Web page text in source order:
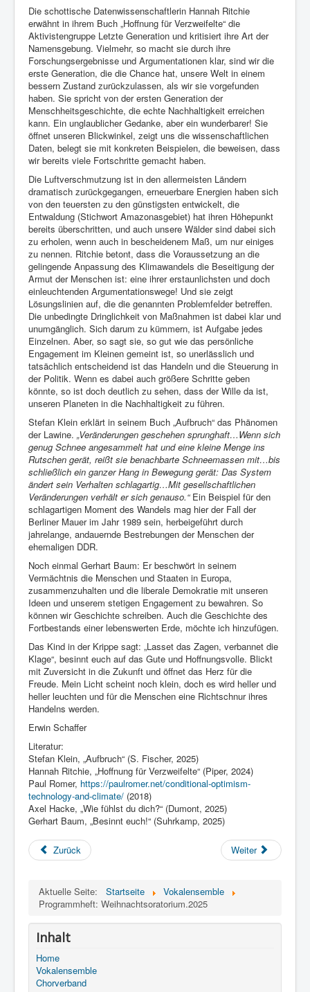
Die schottische Datenwissenschaftlerin Hannah Ritchie
erwähnt in ihrem Buch „Hoffnung für Verzweifelte“ die
Aktivistengruppe Letzte Generation und kritisiert ihre Art der
Namensgebung. Vielmehr, so macht sie durch ihre
Forschungsergebnisse und Argumentationen klar, sind wir die
erste Generation, die die Chance hat, unsere Welt in einem
bessern Zustand zurückzulassen, als wir sie vorgefunden
haben. Sie spricht von der ersten Generation der
Menschheitsgeschichte, die echte Nachhaltigkeit erreichen
kann. Ein unglaublicher Gedanke, aber ein wunderbarer! Sie
öffnet unseren Blickwinkel, zeigt uns die wissenschaftlichen
Daten, belegt sie mit konkreten Beispielen, die beweisen, dass
wir bereits viele Fortschritte gemacht haben.
Die Luftverschmutzung ist in den allermeisten Ländern
dramatisch zurückgegangen, erneuerbare Energien haben sich
von den teuersten zu den günstigsten entwickelt, die
Entwaldung (Stichwort Amazonasgebiet) hat ihren Höhepunkt
bereits überschritten, und auch unsere Wälder sind dabei sich
zu erholen, wenn auch in bescheidenem Maß, um nur einiges
zu nennen. Ritchie betont, dass die Voraussetzung an die
gelingende Anpassung des Klimawandels die Beseitigung der
Armut der Menschen ist: eine ihrer erstaunlichsten und doch
einleuchtenden Argumentationswege! Und sie zeigt
Lösungslinien auf, die die genannten Problemfelder betreffen.
Die unbedingte Dringlichkeit von Maßnahmen ist dabei klar und
unumgänglich. Sich darum zu kümmern, ist Aufgabe jedes
Einzelnen. Aber, so sagt sie, so gut wie das persönliche
Engagement im Kleinen gemeint ist, so unerlässlich und
tatsächlich entscheidend ist das Handeln und die Steuerung in
der Politik. Wenn es dabei auch größere Schritte geben
könnte, so ist doch deutlich zu sehen, dass der Wille da ist,
unseren Planeten in die Nachhaltigkeit zu führen.
Stefan Klein erklärt in seinem Buch „Aufbruch“ das Phänomen
der Lawine. „Veränderungen geschehen sprunghaft…Wenn sich
genug Schnee angesammelt hat und eine kleine Menge ins
Rutschen gerät, reißt sie benachbarte Schneemassen mit…bis
schließlich ein ganzer Hang in Bewegung gerät: Das System
ändert sein Verhalten schlagartig…Mit gesellschaftlichen
Veränderungen verhält er sich genauso.“Ein Beispiel für den
schlagartigen Moment des Wandels mag hier der Fall der
Berliner Mauer im Jahr 1989 sein, herbeigeführt durch
jahrelange, andauernde Bestrebungen der Menschen der
ehemaligen DDR.
Noch einmal Gerhart Baum: Er beschwört in seinem
Vermächtnis die Menschen und Staaten in Europa,
zusammenzuhalten und die liberale Demokratie mit unseren
Ideen und unserem stetigen Engagement zu bewahren. So
können wir Geschichte schreiben. Auch die Geschichte des
Fortbestands einer lebenswerten Erde, möchte ich hinzufügen.
Das Kind in der Krippe sagt: „Lasset das Zagen, verbannet die
Klage“, besinnt euch auf das Gute und Hoffnungsvolle. Blickt
mit Zuversicht in die Zukunft und öffnet das Herz für die
Freude. Mein Licht scheint noch klein, doch es wird heller und
heller leuchten und für die Menschen eine Richtschnur ihres
Handelns werden.
Erwin Schaffer
Literatur:
Stefan Klein, „Aufbruch“ (S. Fischer, 2025)
Hannah Ritchie, „Hoffnung für Verzweifelte“ (Piper, 2024)
Paul Romer, https://paulromer.net/conditional-optimism-
technology-and-climate/ (2018)
Axel Hacke, „Wie fühlst du dich?“ (Dumont, 2025)
Gerhart Baum, „Besinnt euch!“ (Suhrkamp, 2025)
Zurück Weiter
Aktuelle Seite: Startseite
Vokalensemble
Programmheft: Weihnachtsoratorium.2025
Inhalt
Home
Vokalensemble
Chorverband